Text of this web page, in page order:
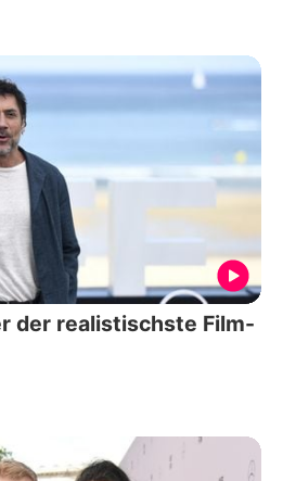
der realistischste Film-